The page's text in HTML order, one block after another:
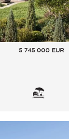
5 745 000 EUR